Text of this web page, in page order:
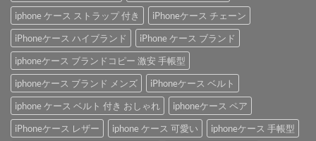
iphone ケース ストラップ 付き
iPhoneケース チェーン
iPhoneケース ハイブランド
iPhone ケース ブランド
iphoneケース ブランドコピー 激安 手帳型
iphoneケース ブランド メンズ
iPhoneケース ベルト
iphone ケース ベルト 付き おしゃれ
iphoneケース ペア
iPhoneケース レザー
iphone ケース 可愛い
iphoneケース 手帳型